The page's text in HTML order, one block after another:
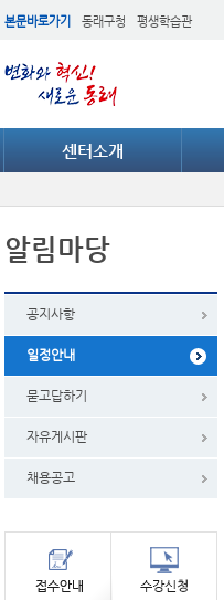
본문바로가기 동래구청 평생학습관
센터소개
알림마당
공지사항
일정안내
묻고답하기
자유게시판
채용공고